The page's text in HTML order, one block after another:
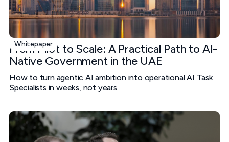
Whitepaper
From Pilot to Scale: A Practical Path to AI-
Native Government in the UAE
How to turn agentic AI ambition into operational AI Task
Specialists in weeks, not years.